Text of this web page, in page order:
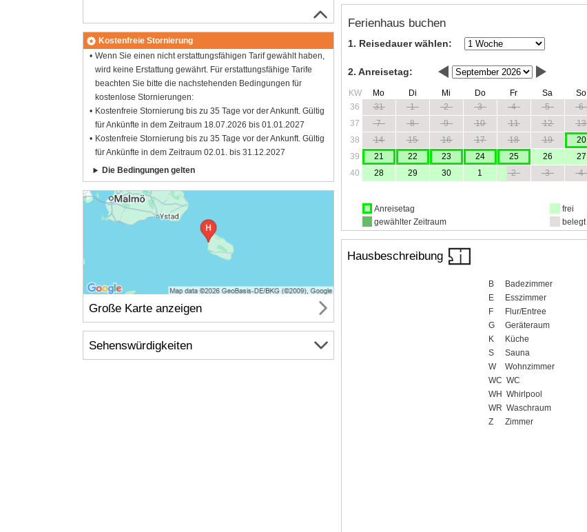
Ferienhaus buchen
1. Reisedauer wählen:
2. Anreisetag:
KW Mo Di Mi Do Fr Sa
So
36
31 1 2 3 4 5
6
37
7 8 9 10 11 12
13
38
14 15 16 17 18 19
20
39
21 22 23 24 25 26
27
40
28 29 30 1 2 3 4
Anreisetag
gewählter Zeitraum
frei
belegt
Hausbeschreibung
B
Badezimmer
E
Esszimmer
F
Flur/Entree
G
Geräteraum
K
Küche
S
Sauna
W
Wohnzimmer
WC WC
WH Whirlpool
WR Waschraum
Z
Zimmer
Kostenfreie Stornierung
Wenn Sie einen nicht erstattungsfähigen Tarif gewählt haben,
wird keine Erstattung gewährt. Für erstattungsfähige Tarife
beachten Sie bitte die nachstehenden Bedingungen für
kostenlose Stornierungen:
Kostenfreie Stornierung bis zu 35 Tage vor der Ankunft. Gültig
für Ankünfte in dem Zeitraum 18.07.2026 bis 01.01.2027
Kostenfreie Stornierung bis zu 35 Tage vor der Ankunft. Gültig
für Ankünfte in dem Zeitraum 02.01. bis 31.12.2027
Die Bedingungen gelten
Große Karte anzeigen
Sehenswürdigkeiten